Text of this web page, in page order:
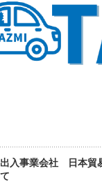
入事業会社 日本貿